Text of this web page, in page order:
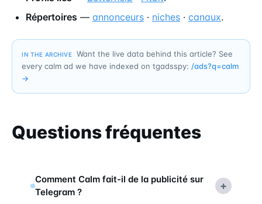
Répertoires — annonceurs · niches · canaux.
IN THE ARCHIVE
Want the live data behind this article? See
every calm ad we have indexed on tgadsspy: /ads?q=calm
→
Questions fréquentes
Comment Calm fait-il de la publicité sur
Telegram ?
+